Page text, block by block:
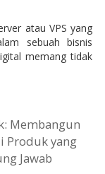
atau VPS yang
sebuah bisnis
memang tidak
Membangun
Produk yang
Jawab